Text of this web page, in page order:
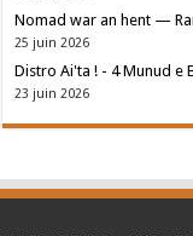
Nomad war an hent —
25 juin 2026
Distro Ai'ta ! - 4 Munud e
23 juin 2026